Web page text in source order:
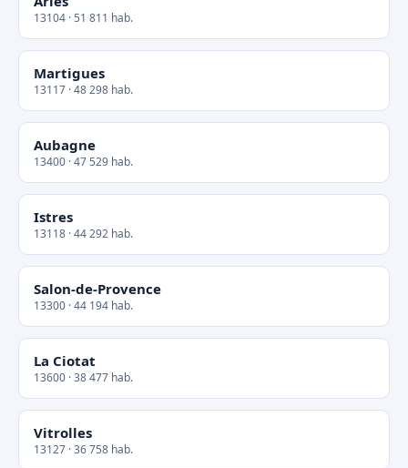
13104 · 51 811 hab.
Martigues
13117 · 48 298 hab.
Aubagne
13400 · 47 529 hab.
Istres
13118 · 44 292 hab.
Salon-de-Provence
13300 · 44 194 hab.
La Ciotat
13600 · 38 477 hab.
Vitrolles
13127 · 36 758 hab.